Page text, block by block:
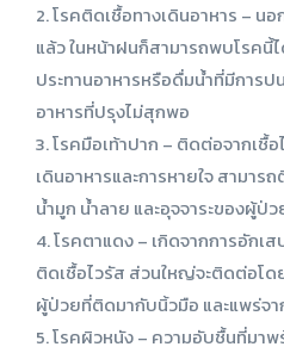
2. โรคติดเชื้อทางเดินอาหาร – น
แล้ว ในหน้าฝนก็สามารถพบโรคนี้
ประทานอาหารหรือดื่มน้ำที่มีการป
อาหารที่ปรุงไม่สุกพอ
3. โรคมือเท้าปาก – ติดต่อจากเชื้
เดินอาหารและการหายใจ สามา
น้ำมูก น้ำลาย และอุจจาระของผู้ป่ว
4. โรคตาแดง – เกิดจากการอักเ
ติดเชื้อไวรัส ส่วนใหญ่จะติดต่อโ
ผู้ป่วยที่ติดมากับนิ้วมือ และแพร่จ
5. โรคผิวหนัง – ความอับชื้นที่มา